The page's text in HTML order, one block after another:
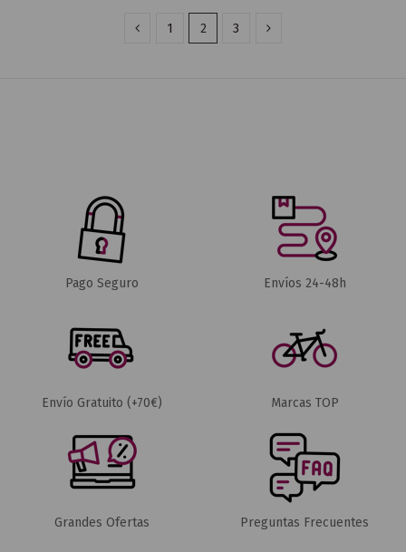
1 2 3
Pago Seguro Envíos 24-48h
Envío Gratuito (+70€) Marcas TOP
Grandes Ofertas Preguntas Frecuentes